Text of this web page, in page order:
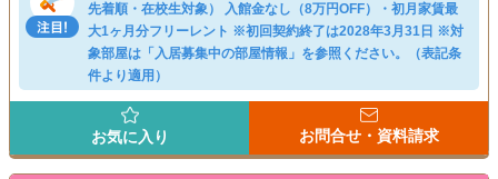
先着順・在校生対象） 入館金なし（8万円OFF）・初月家賃最
大1ヶ月分フリーレント ※初回契約終了は2028年3月31日 ※対
象部屋は「入居募集中の部屋情報」を参照ください。（表記条
件より適用）
お気に入り お問合せ・資料請求